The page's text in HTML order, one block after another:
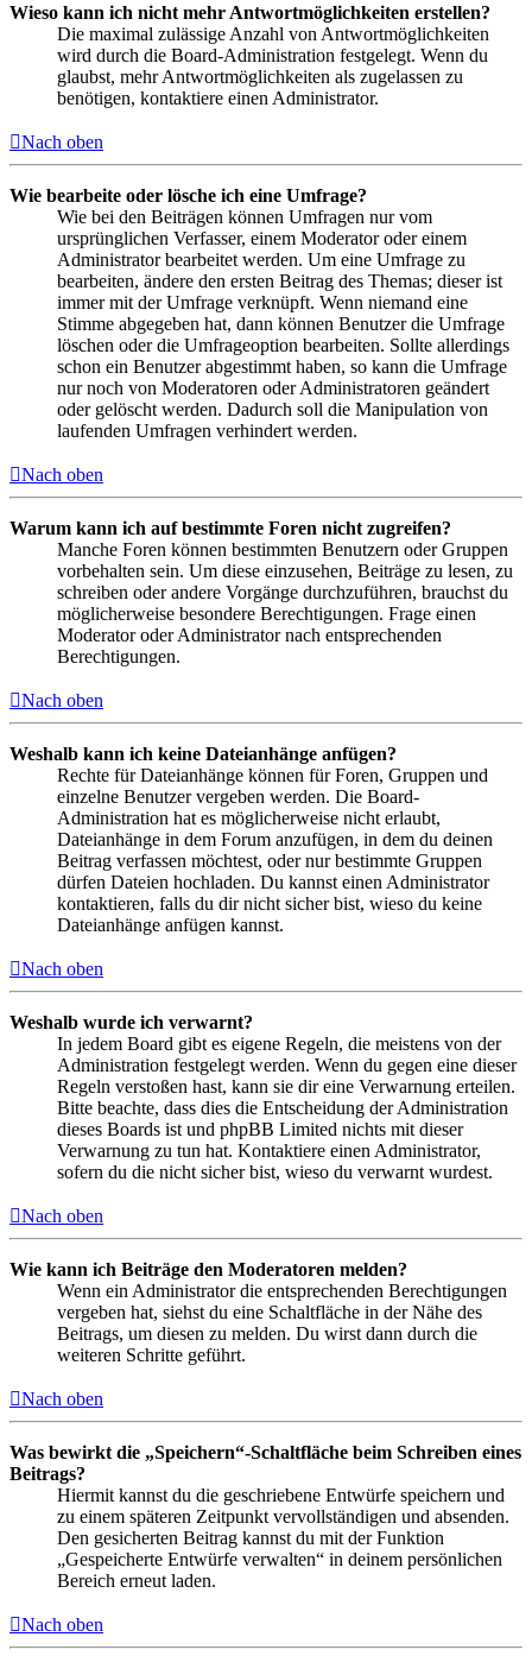
Wieso kann ich nicht mehr Antwortmöglichkeiten erstellen?
Die maximal zulässige Anzahl von Antwortmöglichkeiten
wird durch die Board-Administration festgelegt. Wenn du
glaubst, mehr Antwortmöglichkeiten als zugelassen zu
benötigen, kontaktiere einen Administrator.
Nach oben
Wie bearbeite oder lösche ich eine Umfrage?
Wie bei den Beiträgen können Umfragen nur vom
ursprünglichen Verfasser, einem Moderator oder einem
Administrator bearbeitet werden. Um eine Umfrage zu
bearbeiten, ändere den ersten Beitrag des Themas; dieser ist
immer mit der Umfrage verknüpft. Wenn niemand eine
Stimme abgegeben hat, dann können Benutzer die Umfrage
löschen oder die Umfrageoption bearbeiten. Sollte allerdings
schon ein Benutzer abgestimmt haben, so kann die Umfrage
nur noch von Moderatoren oder Administratoren geändert
oder gelöscht werden. Dadurch soll die Manipulation von
laufenden Umfragen verhindert werden.
Nach oben
Warum kann ich auf bestimmte Foren nicht zugreifen?
Manche Foren können bestimmten Benutzern oder Gruppen
vorbehalten sein. Um diese einzusehen, Beiträge zu lesen, zu
schreiben oder andere Vorgänge durchzuführen, brauchst du
möglicherweise besondere Berechtigungen. Frage einen
Moderator oder Administrator nach entsprechenden
Berechtigungen.
Nach oben
Weshalb kann ich keine Dateianhänge anfügen?
Rechte für Dateianhänge können für Foren, Gruppen und
einzelne Benutzer vergeben werden. Die Board-
Administration hat es möglicherweise nicht erlaubt,
Dateianhänge in dem Forum anzufügen, in dem du deinen
Beitrag verfassen möchtest, oder nur bestimmte Gruppen
dürfen Dateien hochladen. Du kannst einen Administrator
kontaktieren, falls du dir nicht sicher bist, wieso du keine
Dateianhänge anfügen kannst.
Nach oben
Weshalb wurde ich verwarnt?
In jedem Board gibt es eigene Regeln, die meistens von der
Administration festgelegt werden. Wenn du gegen eine dieser
Regeln verstoßen hast, kann sie dir eine Verwarnung erteilen.
Bitte beachte, dass dies die Entscheidung der Administration
dieses Boards ist und phpBB Limited nichts mit dieser
Verwarnung zu tun hat. Kontaktiere einen Administrator,
sofern du die nicht sicher bist, wieso du verwarnt wurdest.
Nach oben
Wie kann ich Beiträge den Moderatoren melden?
Wenn ein Administrator die entsprechenden Berechtigungen
vergeben hat, siehst du eine Schaltfläche in der Nähe des
Beitrags, um diesen zu melden. Du wirst dann durch die
weiteren Schritte geführt.
Nach oben
Was bewirkt die „Speichern“-Schaltfläche beim Schreiben eines
Beitrags?
Hiermit kannst du die geschriebene Entwürfe speichern und
zu einem späteren Zeitpunkt vervollständigen und absenden.
Den gesicherten Beitrag kannst du mit der Funktion
„Gespeicherte Entwürfe verwalten“ in deinem persönlichen
Bereich erneut laden.
Nach oben